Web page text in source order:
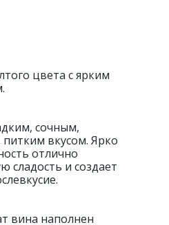
цвета с ярким
сочным,
вкусом. Ярко
отлично
сладость и создает
вина наполнен